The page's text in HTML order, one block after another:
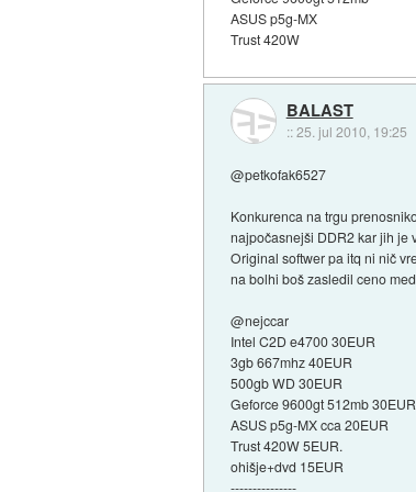
ASUS p5g-MX
Trust 420W
BALAST
::25. jul 2010, 19:25
@petkofak6527
Konkurenca na trgu
najpočasnejši DDR2 kar jih je
Original softwer pa itq ni nič
na bolhi boš zasledil ceno
@nejccar
Intel C2D e4700 30EUR
3gb 667mhz 40EUR
500gb WD 30EUR
Geforce 9600gt 512mb 30EUR
ASUS p5g-MX cca 20EUR
Trust 420W 5EUR.
ohišje+dvd 15EUR
---------------